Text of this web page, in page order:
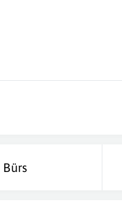
Bürs